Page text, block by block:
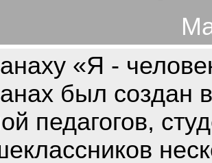
«Я -
был создан
педагогов,